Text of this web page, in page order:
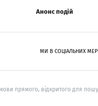
Анонс подій
МИ В СОЦІАЛЬНИХ
прямого, відкритого для